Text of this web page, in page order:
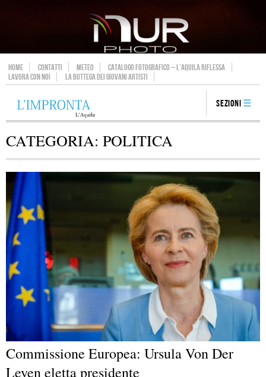
HOME CONTATTI METEO
CATALOGO FOTOGRAFICO – L’AQUILA RIFLESSA
LAVORA CON NOI
LA BOTTEGA DEI GIOVANI ARTISTI
Sezioni
CATEGORIA: POLITICA
Commissione Europea: Ursula Von Der
Leyen eletta presidente